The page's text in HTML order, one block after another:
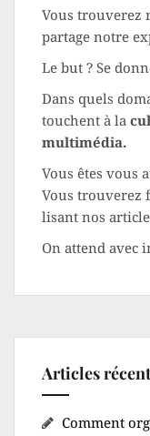
Vous trouverez
partage notre
Le but ? Se
Dans quels
touchent à la
multimédia.
Vous êtes vous
Vous trouverez
lisant nos
On attend avec
Articles
Comment